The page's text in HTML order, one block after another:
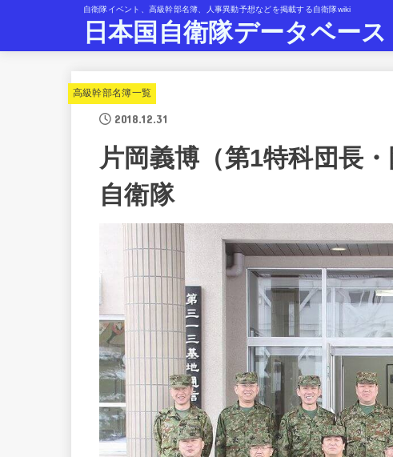
自衛隊イベント、高級幹部名簿、人事異動予想などを掲載する自衛隊wiki
日本国自衛隊データベース
高級幹部名簿一覧
2018.12.31
片岡義博（第1特科団長
自衛隊